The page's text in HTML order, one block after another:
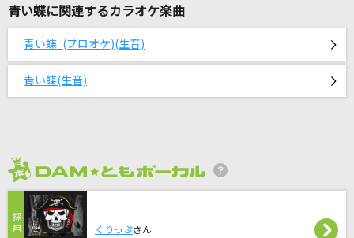
[生音]恋する街角
山内惠介
うるうびと
GLAY
わたがし
back number
青い蝶に関連するカラオケ楽曲
青い蝶 (プロオケ)(生音)
青い蝶(生音)
くりっぷさん